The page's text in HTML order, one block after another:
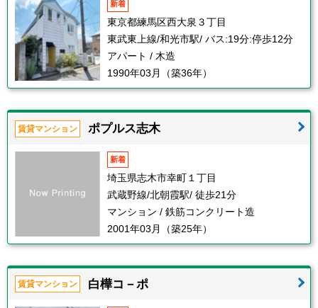
新着
東京都練馬区西大泉３丁目
東武東上線/和光市駅/ バス:19分:停歩12分
アパート / 木造
1990年03月（築36年）
賃貸マンション ポプルス志木
新着
埼玉県志木市幸町１丁目
武蔵野線/北朝霞駅/ 徒歩21分
マンション / 鉄筋コンクリート造
2001年03月（築25年）
賃貸マンション 白樺コ－ポ